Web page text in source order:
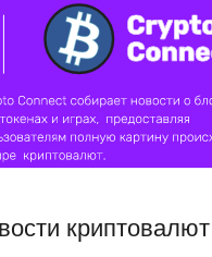
криптовалют